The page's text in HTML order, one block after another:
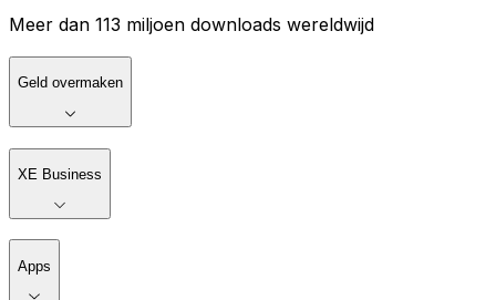
Meer dan 113 miljoen downloads wereldwijd
Geld overmaken
XE Business
Apps